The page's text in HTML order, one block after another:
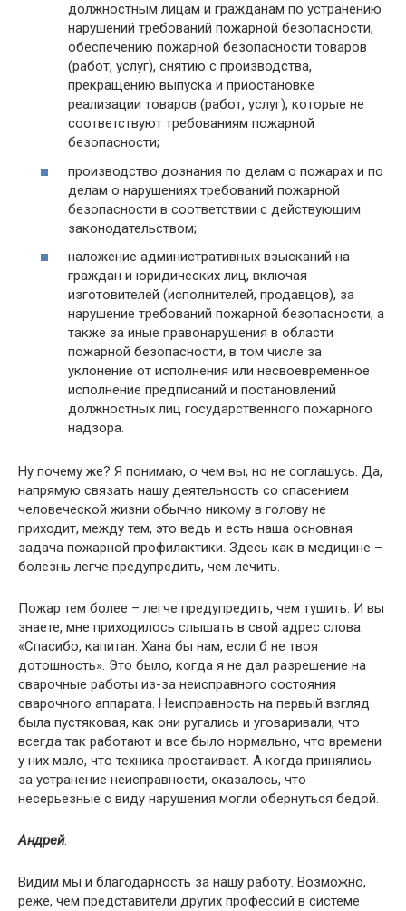
должностным лицам и гражданам по устранению
нарушений требований пожарной безопасности,
обеспечению пожарной безопасности товаров
(работ, услуг), снятию с производства,
прекращению выпуска и приостановке
реализации товаров (работ, услуг), которые не
соответствуют требованиям пожарной
безопасности;
производство дознания по делам о пожарах и по
делам о нарушениях требований пожарной
безопасности в соответствии с действующим
законодательством;
наложение административных взысканий на
граждан и юридических лиц, включая
изготовителей (исполнителей, продавцов), за
нарушение требований пожарной безопасности, а
также за иные правонарушения в области
пожарной безопасности, в том числе за
уклонение от исполнения или несвоевременное
исполнение предписаний и постановлений
должностных лиц государственного пожарного
надзора.
Ну почему же? Я понимаю, о чем вы, но не соглашусь. Да,
напрямую связать нашу деятельность со спасением
человеческой жизни обычно никому в голову не
приходит, между тем, это ведь и есть наша основная
задача пожарной профилактики. Здесь как в медицине –
болезнь легче предупредить, чем лечить.
Пожар тем более – легче предупредить, чем тушить. И вы
знаете, мне приходилось слышать в свой адрес слова:
«Спасибо, капитан. Хана бы нам, если б не твоя
дотошность». Это было, когда я не дал разрешение на
сварочные работы из-за неисправного состояния
сварочного аппарата. Неисправность на первый взгляд
была пустяковая, как они ругались и уговаривали, что
всегда так работают и все было нормально, что времени
у них мало, что техника простаивает. А когда принялись
за устранение неисправности, оказалось, что
несерьезные с виду нарушения могли обернуться бедой.
Андрей:
Видим мы и благодарность за нашу работу. Возможно,
реже, чем представители других профессий в системе